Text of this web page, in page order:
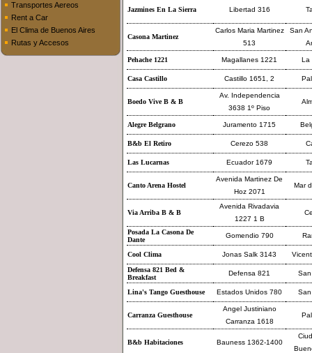
Transportes Aereos
Rent a Car
El Clima de Buenos Aires
Rutas y Accesos
Jazmines En La Sierra Libertad 316
Casona Martinez
Carlos Maria Martinez
513
San
Pehache 1221 Magallanes 1221 La
Casa Castillo Castillo 1651, 2
Boedo Vive B & B
Av. Independencia
3638 1º Piso
Alegre Belgrano Juramento 1715
B&b El Retiro Cerezo 538
Las Lucarnas Ecuador 1679
Canto Arena Hostel
Avenida Martinez De
Hoz 2071
Mar
Via Arriba B & B
Avenida Rivadavia
1227 1 B
Posada La Casona De
Dante
Gomendio 790
Cool Clima Jonas Salk 3143
Defensa 821 Bed &
Breakfast
Defensa 821 San
Lina's Tango Guesthouse Estados Unidos 780 San
Carranza Guesthouse
Angel Justiniano
Carranza 1618
B&b Habitaciones Bauness 1362-1400